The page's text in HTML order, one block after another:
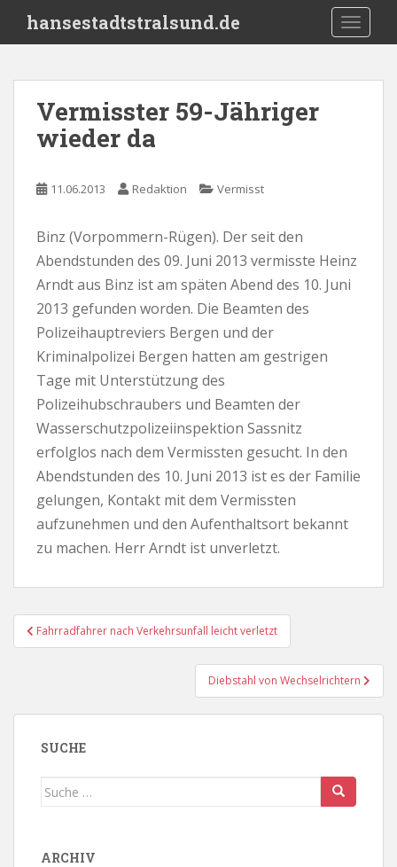
i
hansestadtstralsund.de
Vermisster 59-Jähriger
wieder da
11.06.2013 Redaktion Vermisst
Binz (Vorpommern-Rügen). Der seit den
Abendstunden des 09. Juni 2013 vermisste Heinz
Arndt aus Binz ist am späten Abend des 10. Juni
2013 gefunden worden. Die Beamten des
Polizeihauptreviers Bergen und der
Kriminalpolizei Bergen hatten am gestrigen
Tage mit Unterstützung des
Polizeihubschraubers und Beamten der
Wasserschutzpolizeiinspektion Sassnitz
erfolglos nach dem Vermissten gesucht. In den
Abendstunden des 10. Juni 2013 ist es der Familie
gelungen, Kontakt mit dem Vermissten
aufzunehmen und den Aufenthaltsort bekannt
zu machen. Herr Arndt ist unverletzt.
Beitragsnavigation
Fahrradfahrer nach Verkehrsunfall leicht verletzt
Diebstahl von Wechselrichtern
SUCHE
Suche
ARCHIV